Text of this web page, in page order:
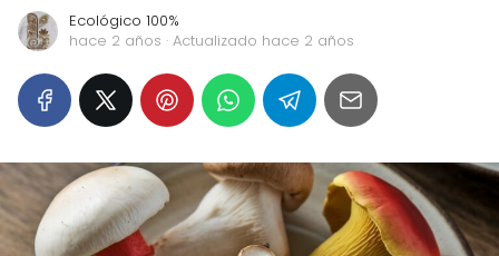
Ecológico 100%
hace 2 años · Actualizado hace 2 años